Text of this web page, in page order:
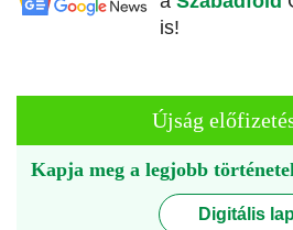
is!
Újság
Kapja meg a legjobb
Digitális